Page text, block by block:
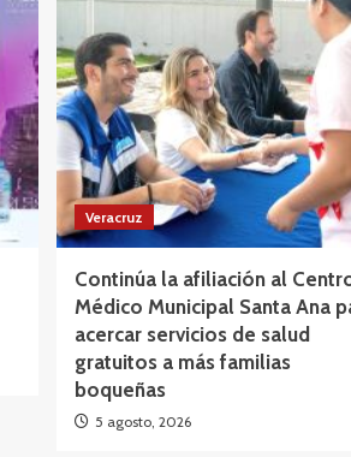
Veracruz
Continúa la afiliación al
Médico Municipal Santa Ana
acercar servicios de salud
gratuitos a más familias
boqueñas
5 agosto, 2026